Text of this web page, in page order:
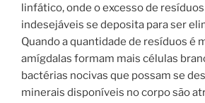
linfático, onde o excesso de
indesejáveis se deposita para ser
Quando a quantidade de resíduos é
amígdalas formam mais células
bactérias nocivas que possam se
minerais disponíveis no corpo são